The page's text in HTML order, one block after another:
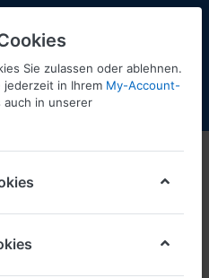
Sie zulassen oder ablehnen.
jederzeit in Ihrem My-Account-
auch in unserer